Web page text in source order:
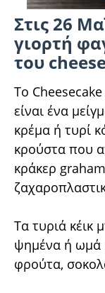
Στις 26
γιορτή
του
Το
είναι ένα
κρέμα ή τυρί
κρούστα που
κράκερ
Τα τυριά
ψημένα ή ωμά
φρούτα,